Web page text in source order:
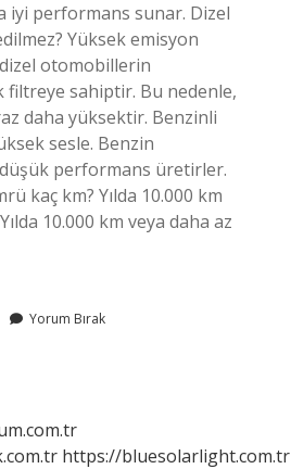
iyi performans sunar. Dizel
Yüksek emisyon
otomobillerin
filtreye sahiptir. Bu nedenle,
daha yüksektir. Benzinli
sesle. Benzin
performans üretirler.
kaç km? Yılda 10.000 km
10.000 km veya daha az
Yorum Bırak
https://bluesolarlight.com.tr